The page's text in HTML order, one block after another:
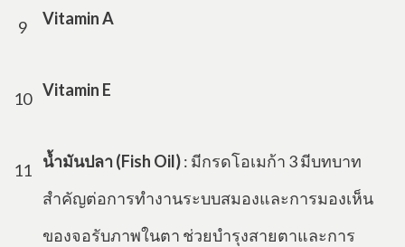
9 Vitamin A
10 Vitamin E
11 น้ำมันปลา (Fish Oil): มีกรดโอเมก้า 3 มีบทบาท
สำคัญต่อการทำงานระบบสมองและการมองเห็น
ของจอรับภาพในตา ช่วยบำรุงสายตาและการ